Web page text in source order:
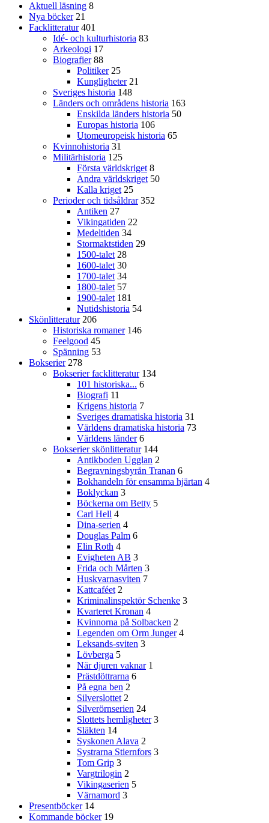
Aktuell läsning 8
Nya böcker 21
Facklitteratur 401
Idé- och kulturhistoria 83
Arkeologi 17
Biografier 88
Politiker 25
Kungligheter 21
Sveriges historia 148
Länders och områdens historia 163
Enskilda länders historia 50
Europas historia 106
Utomeuropeisk historia 65
Kvinnohistoria 31
Militärhistoria 125
Första världskriget 8
Andra världskriget 50
Kalla kriget 25
Perioder och tidsåldrar 352
Antiken 27
Vikingatiden 22
Medeltiden 34
Stormaktstiden 29
1500-talet 28
1600-talet 30
1700-talet 34
1800-talet 57
1900-talet 181
Nutidshistoria 54
Skönlitteratur 206
Historiska romaner 146
Feelgood 45
Spänning 53
Bokserier 278
Bokserier facklitteratur 134
101 historiska... 6
Biografi 11
Krigens historia 7
Sveriges dramatiska historia 31
Världens dramatiska historia 73
Världens länder 6
Bokserier skönlitteratur 144
Antikboden Ugglan 2
Begravningsbyrån Tranan 6
Bokhandeln för ensamma hjärtan 4
Boklyckan 3
Böckerna om Betty 5
Carl Hell 4
Dina-serien 4
Douglas Palm 6
Elin Roth 4
Evigheten AB 3
Frida och Mårten 3
Huskvarnasviten 7
Kattcaféet 2
Kriminalinspektör Schenke 3
Kvarteret Kronan 4
Kvinnorna på Solbacken 2
Legenden om Orm Junger 4
Leksands-sviten 3
Lövberga 5
När djuren vaknar 1
Prästdöttrarna 6
På egna ben 2
Silverslottet 2
Silverörnserien 24
Slottets hemligheter 3
Släkten 14
Syskonen Alava 2
Systrarna Stiernfors 3
Tom Grip 3
Vargtrilogin 2
Vikingaserien 5
Värnamord 3
Presentböcker 14
Kommande böcker 19